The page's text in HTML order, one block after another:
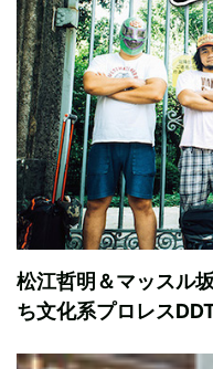
松江哲明＆マッスル
ち文化系プロレスDDT